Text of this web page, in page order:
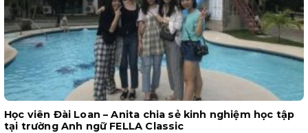
Học viên Đài Loan – Anita chia sẻ kinh nghiệm học tập
tại trường Anh ngữ FELLA Classic